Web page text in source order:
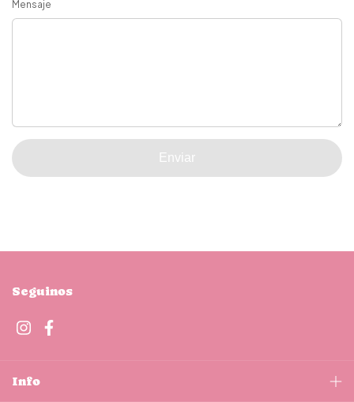
Mensaje
Enviar
Seguinos
Info